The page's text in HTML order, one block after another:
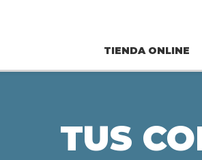
TIENDA ONLINE
TUS